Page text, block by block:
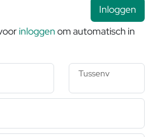
inloggenom automatisch in
Inloggen
Tussenvoegsel